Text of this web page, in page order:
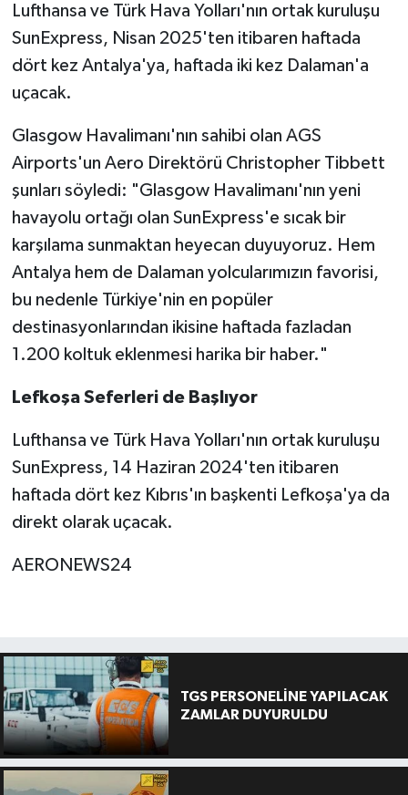
Lufthansa ve Türk Hava Yolları'nın ortak kuruluşu
SunExpress, Nisan 2025'ten itibaren haftada
dört kez Antalya'ya, haftada iki kez Dalaman'a
uçacak.
Glasgow Havalimanı'nın sahibi olan AGS
Airports'un Aero Direktörü Christopher Tibbett
şunları söyledi: "Glasgow Havalimanı'nın yeni
havayolu ortağı olan SunExpress'e sıcak bir
karşılama sunmaktan heyecan duyuyoruz. Hem
Antalya hem de Dalaman yolcularımızın favorisi,
bu nedenle Türkiye'nin en popüler
destinasyonlarından ikisine haftada fazladan
1.200 koltuk eklenmesi harika bir haber."
Lefkoşa Seferleri de Başlıyor
Lufthansa ve Türk Hava Yolları'nın ortak kuruluşu
SunExpress, 14 Haziran 2024'ten itibaren
haftada dört kez Kıbrıs'ın başkenti Lefkoşa'ya da
direkt olarak uçacak.
AERONEWS24
TGS PERSONELİNE YAPILACAK
ZAMLAR DUYURULDU